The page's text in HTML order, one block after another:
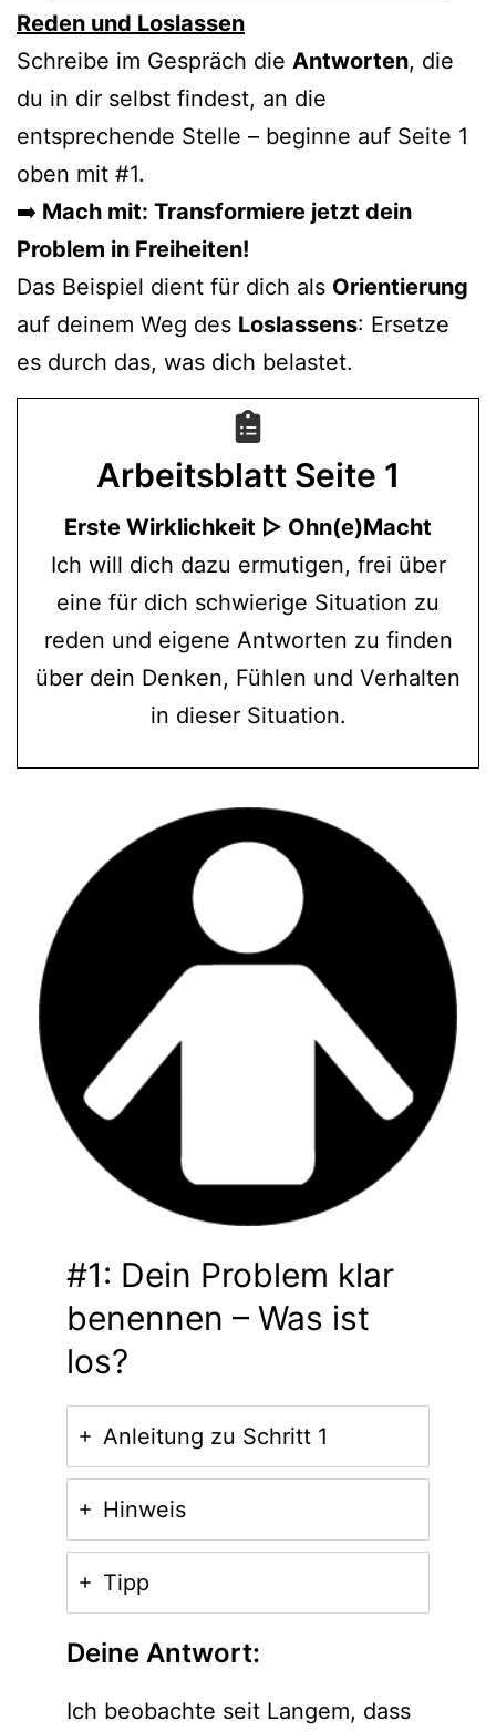
Reden und Loslassen
Schreibe im Gespräch die Antworten, die
du in dir selbst findest, an die
entsprechende Stelle – beginne auf Seite 1
oben mit #1.
➡️ Mach mit: Transformiere jetzt dein
Problem in Freiheiten!
Das Beispiel dient für dich als Orientierung
auf deinem Weg des Loslassens: Ersetze
es durch das, was dich belastet.
Arbeitsblatt Seite 1
Erste Wirklichkeit ▷ Ohn(e)Macht
Ich will dich dazu ermutigen, frei über
eine für dich schwierige Situation zu
reden und eigene Antworten zu finden
über dein Denken, Fühlen und Verhalten
in dieser Situation.
#1: Dein Problem klar
benennen – Was ist
los?
Anleitung zu Schritt 1
Hinweis
Tipp
Deine Antwort:
Ich beobachte seit Langem, dass